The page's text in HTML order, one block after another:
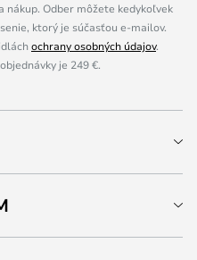
nákup. Odber môžete kedykoľvek
ktorý je súčasťou e-mailov.
ochrany osobných údajov.
je 249 €.